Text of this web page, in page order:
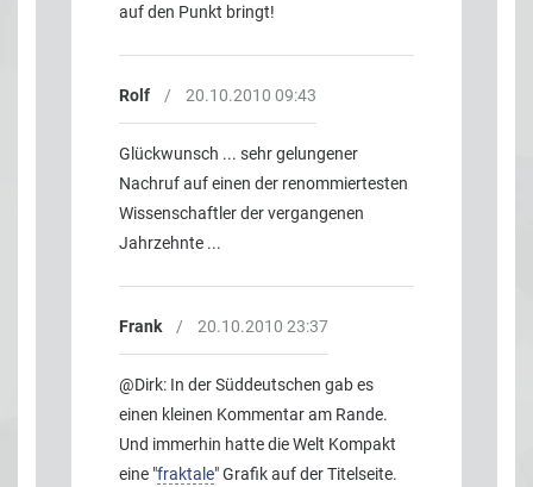
auf den Punkt bringt!
Rolf / 20.10.2010 09:43
Glückwunsch ... sehr gelungener
Nachruf auf einen der renommiertesten
Wissenschaftler der vergangenen
Jahrzehnte ...
Frank / 20.10.2010 23:37
@Dirk: In der Süddeutschen gab es
einen kleinen Kommentar am Rande.
Und immerhin hatte die Welt Kompakt
eine "fraktale" Grafik auf der Titelseite.